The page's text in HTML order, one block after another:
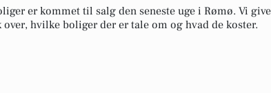
er kommet til salg den seneste uge i Rømø. Vi
hvilke boliger der er tale om og hvad de koster.